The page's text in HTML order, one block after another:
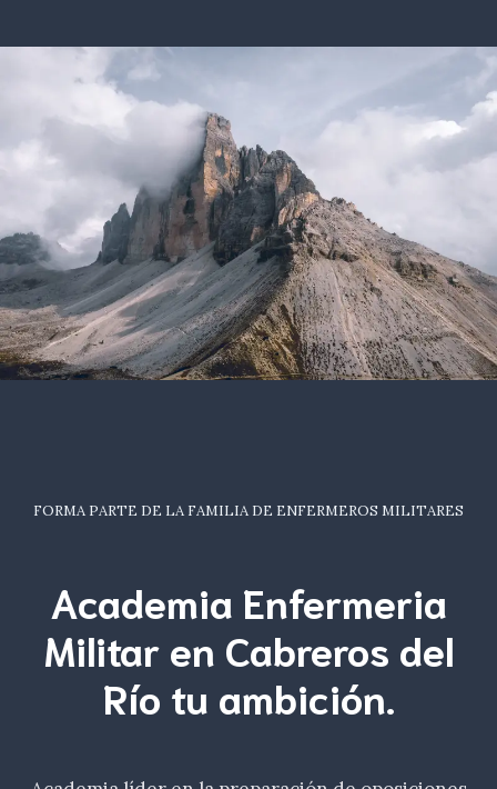
FORMA PARTE DE LA FAMILIA DE ENFERMEROS MILITARES
Academia Enfermeria
Militar en Cabreros del
Río tu ambición.